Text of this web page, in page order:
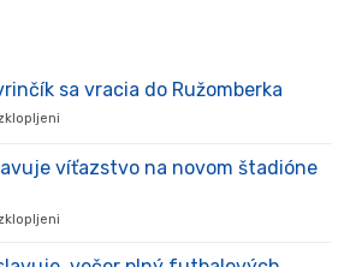
sa vracia do Ružomberka
Lavrinčík
víťazstvo na novom štadióne
oslavuje